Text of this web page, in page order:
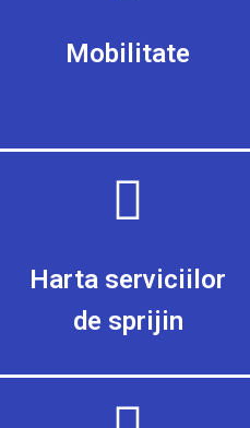
Mobilitate
Harta serviciilor
de sprijin